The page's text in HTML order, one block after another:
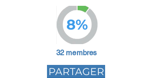
8%
32 membres
PARTAGER